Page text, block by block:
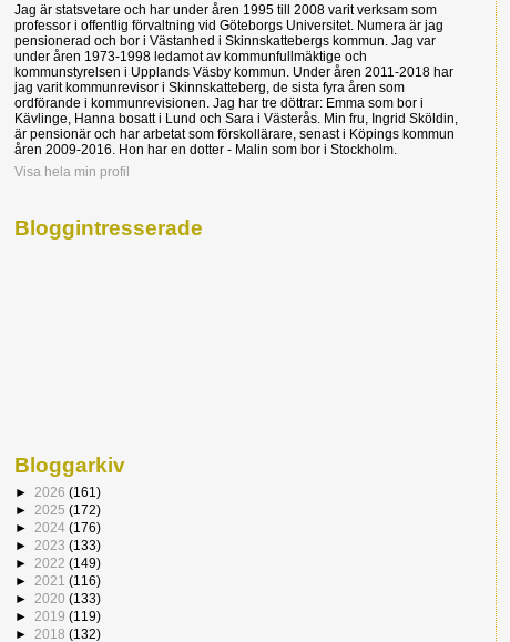
Jag är statsvetare och har under åren 1995 till 2008 varit verksam som
professor i offentlig förvaltning vid Göteborgs Universitet. Numera är jag
pensionerad och bor i Västanhed i Skinnskattebergs kommun. Jag var
under åren 1973-1998 ledamot av kommunfullmäktige och
kommunstyrelsen i Upplands Väsby kommun. Under åren 2011-2018 har
jag varit kommunrevisor i Skinnskatteberg, de sista fyra åren som
ordförande i kommunrevisionen. Jag har tre döttrar: Emma som bor i
Kävlinge, Hanna bosatt i Lund och Sara i Västerås. Min fru, Ingrid Sköldin,
är pensionär och har arbetat som förskollärare, senast i Köpings kommun
åren 2009-2016. Hon har en dotter - Malin som bor i Stockholm.
Visa hela min profil
Bloggintresserade
Bloggarkiv
► 2026 (161)
► 2025 (172)
► 2024 (176)
► 2023 (133)
► 2022 (149)
► 2021 (116)
► 2020 (133)
► 2019 (119)
► 2018 (132)